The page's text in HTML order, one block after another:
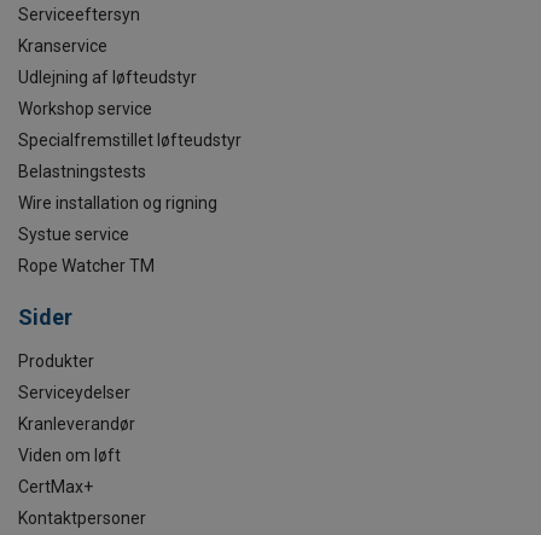
Serviceeftersyn
Kranservice
Udlejning af løfteudstyr
Workshop service
Specialfremstillet løfteudstyr
Belastningstests
Wire installation og rigning
Systue service
Rope Watcher TM
Sider
Produkter
Serviceydelser
Kranleverandør
Viden om løft
CertMax+
Kontaktpersoner